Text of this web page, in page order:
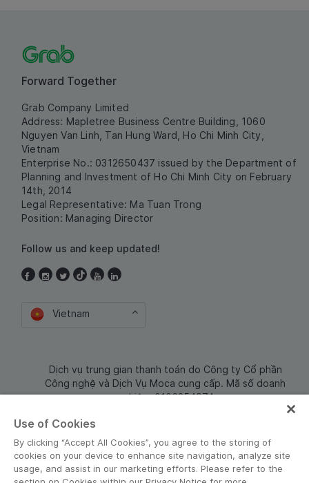
Forward Together
Grab Company Limited
Address: Mapletree Business Centre Building, 1060
Nguyen Van Linh, Tan Hung Ward, Ho Chi Minh City,
Vietnam
Enterprise No.: 0312650437 issued by the Department of
Planning and Investment of Ho Chi Minh City on February
14th, 2014
Legal Representative: Ma Tuan Trong
Position: Managing Director
Follow us and keep updated!
Vietnam
Dịch vụ trung gian thanh toán do Công ty Cổ phần
Công nghệ và Dịch Vụ Moca cung cấp. Mã số doanh
nghiệp: 0106254974
Use of Cookies
By clicking “Accept All Cookies”, you agree to the storing of
cookies on your device to enhance site navigation, analyze site
usage, and assist in our marketing efforts. Please refer to the